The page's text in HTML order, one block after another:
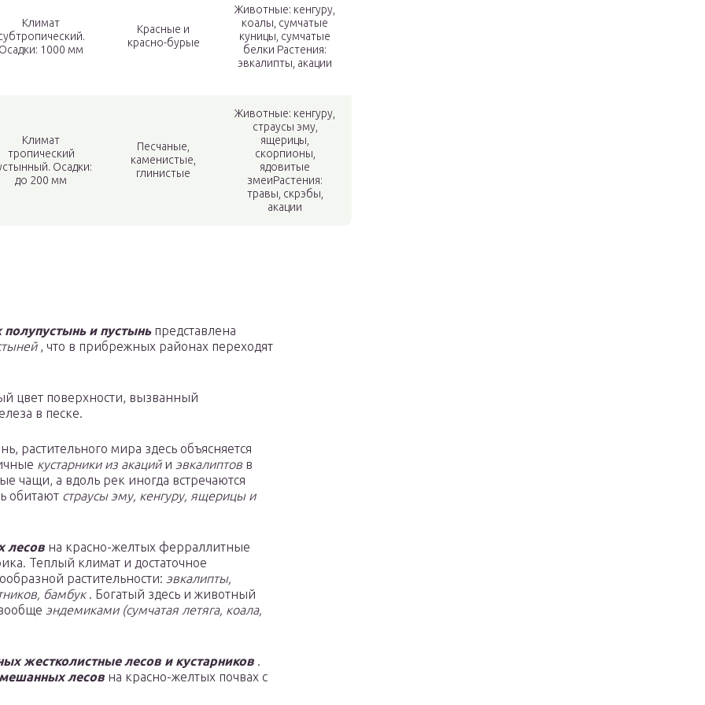
Климат
1000 мм
Красные и
красно-бурые
Животные: кенгуру,
коалы, сумчатые
куницы, сумчатые
белки Растения:
эвкалипты, акации
Климат
тропический
Осадки:
до 200 мм
Песчаные,
каменистые,
глинистые
Животные: кенгуру,
страусы эму,
ящерицы,
скорпионы,
ядовитые
змеиРастения:
травы, скрэбы,
акации
полупустынь и пустынь представлена
, что в прибрежных районах переходят
цвет поверхности, вызванный
в песке.
растительного мира здесь объясняется
кустарники из акаций и эвкалиптов в
чащи, а вдоль рек иногда встречаются
обитают страусы эму, кенгуру, ящерицы и
лесов на красно-желтых ферраллитные
Теплый климат и достаточное
растительности: эвкалипты,
бамбук . Богатый здесь и животный
эндемиками (сумчатая летяга, коала,
жестколистные лесов и кустарников .
лесов на красно-желтых почвах с